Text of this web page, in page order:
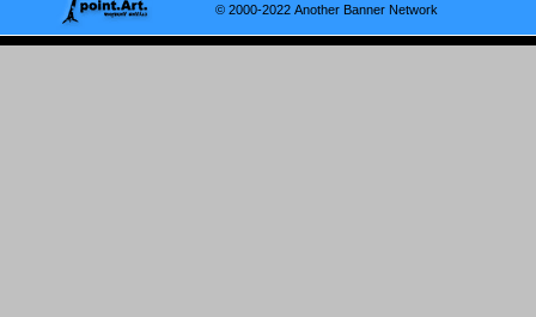
© 2000-2022 Another Banner Network